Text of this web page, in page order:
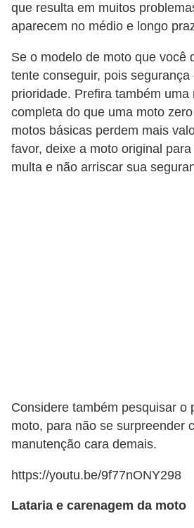
que resulta em muitos
aparecem no médio e longo
Se o modelo de moto que você
tente conseguir, pois segurança
prioridade. Prefira também uma
completa do que uma moto
motos básicas perdem mais
favor, deixe a moto original
multa e não arriscar sua
Considere também pesquisar o
moto, para não se surpreender
manutenção cara demais.
https://youtu.be/9f77nONY298
Lataria e carenagem da moto
o
s
e
s
c
o
o
t
a
n
t
e